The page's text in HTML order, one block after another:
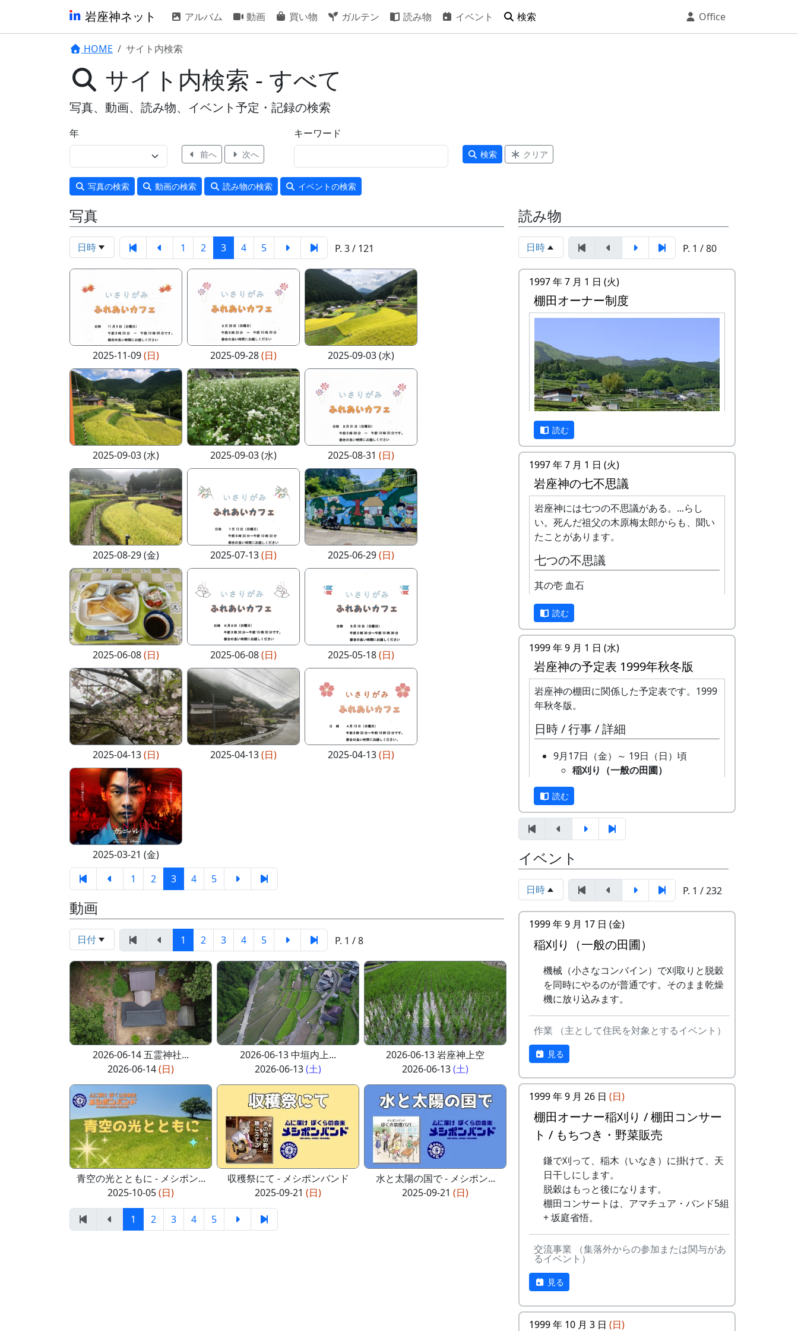
岩座神ネット アルバム 動画 買い物 ガルテン 読み物 イベント 検索 Office
HOME サイト内検索
サイト内検索 - すべて
写真、動画、読み物、イベント予定・記録の検索
年
前へ 次へ
キーワード
検索 クリア
写真の検索 動画の検索 読み物の検索 イベントの検索
写真
日時 1 2 3 4 5 P. 3 / 121
2025-11-09(日) 2025-09-28(日) 2025-09-03 (水)
2025-09-03 (水) 2025-09-03 (水) 2025-08-31 (日)
2025-08-29 (金) 2025-07-13(日) 2025-06-29(日)
2025-06-08(日) 2025-06-08(日) 2025-05-18(日)
2025-04-13(日) 2025-04-13(日) 2025-04-13(日)
2025-03-21 (金)
1
2 3 4 5
動画
日付 1 2 3 4 5 P. 1 / 8
2026-06-14 五霊神社...
2026-06-14(日)
2026-06-13 中垣内上...
2026-06-13(土)
2026-06-13 岩座神上空
2026-06-13(土)
青空の光とともに - メシポン...
2025-10-05(日)
収穫祭にて - メシポンバンド
2025-09-21 (日)
水と太陽の国で - メシポン...
2025-09-21 (日)
1 2 3 4 5
読み物
日時 P. 1 / 80
1997 年 7 月 1 日 (火)
棚田オーナー制度
岩座神は「日本の棚田百選」にも選ばれた
棚田の村です。
1997年から岩座神では「棚田オーナー制
度」が始まりました。
ー制度」とはどういうものか、ちょっと見
ていって下さい。
※ 以下は、主として1997年に作成し、
1998年、1999年、2002年に若干の加筆を
行ったものです。
棚田オーナー制度とは
まじめに農業に取り組み、自然とふれあう
勇気を持ち、地域になじめる方または家族
に、単に米作りを楽しむだけでなく、美し
い景観を誇る岩座神地区をみんなで守って
いくことに積極的に協力してもらうために
始められた。1区画100平方mで10区画を募
集した。会費は5万円。
「加美町への想い」「志望動機」「自己ア
ピール」などの作文を含む申し込みアンケ
ートを書類選考し、10組が選ばれた。
特典として
一から十までプロの指導を受けて
低農薬栽培の米作りが体験でき、
収穫した米は全部持ち帰ることが
できる。
加美町の宿泊施設が安く利用でき
る。
加美町の特産品がもらえる(1万円
オーナーの義務は
田んぼに入って米を作る。
自然とまじめにつきあう。
地域の人たちになじみ、仲良くす
る。
り、刈り取り、稲木などは自分で
やること(田すき、田ごしらえ、普
段の水管理、消毒、施肥、脱穀、
乾燥、もみすりなどは農家が行う)
など。
『広報かみ』1997年6月号より
そもそも、棚田(たなだ)とは、どん
なものか
読む
1997 年 7 月 1 日 (火)
岩座神の七不思議
岩座神には七つの不思議がある。...らし
い。死んだ祖父の木原梅太郎からも、聞い
たことがあります。
七つの不思議
其の壱 血石
岩座神入口の道の西側、渓流に臨んで、上
面が平らで赤みを帯びた巨石があり、血石
と呼ばれている。
その昔、岩座神の神光寺が隆盛をきわめて
いたころ、加古川流域の人々は死者が出る
と、はるか南方から遺体を運んでこの寺に
葬った。その際、死人はみな一度この石の
れたと言われる。また、一説には、死体が
あまりに重いので、この石の上で四肢を切
り離して運んだため、その血でこの石が赤
く染まったのだとも伝えられている。
其の弐 仁王門のシキミ
神光寺の仁王門前にあるシキ。
午前中は枝葉に勢いがあって光っている
が、午後になると急に勢いがなくなり、光
沢もあせてしまうと言われている。
読む
1999 年 9 月 1 日 (水)
岩座神の予定表 1999年秋冬版
岩座神の棚田に関係した予定表です。1999
年秋冬版。
日時 / 行事 / 詳細
9月17日（金）～ 19日（日）頃
稲刈り（一般の田圃）
が普通です。そのまま乾燥機
に放り込みます。
9月26日（日）
オーナー田の稲刈り
鎌で刈って、稲木（いなき）
に掛けて、天日干しにしま
す。脱穀はもっと後になりま
す。
棚田コンサート
アマチュア・バンド５組＋坂
餅つき・野菜即売
10月3日（日）
蕎麦刈り
蕎麦の刈取り。人手不足が心
配されています。（予定変
りました。ごめんなさい。
10月9日（土）
五霊神社秋祭り（宵宮）
10月10日（日）
五霊神社秋祭り
10月11日（祝）
オーナー田収穫祭
天日干しにした稲を脱穀し、
籾摺り（もみすり）して玄米
にし、袋に詰めて持ち帰りま
す。|
今日まで活躍（？）してくれ
10月17日（日）
蕎麦の刈取り。人手不足が心
配されています。当初の予定
読む
イベント
日時 P. 1 / 232
1999 年 9 月 17 日 (金)
稲刈り（一般の田圃）
機械（小さなコンバイン）で刈取りと脱穀
を同時にやるのが普通です。そのまま乾燥
機に放り込みます。
作業 （主として住民を対象とするイベント）
見る
1999 年 9 月 26 日 (日)
棚田オーナー稲刈り / 棚田コンサー
ト / もちつき・野菜販売
鎌で刈って、稲木（いなき）に掛けて、天
日干しにします。
脱穀はもっと後になります。
棚田コンサートは、アマチュア・バンド5組
+ 坂庭省悟。
交流事業 （集落外からの参加または関与があ
るイベント）
見る
1999 年 10 月 3 日 (日)